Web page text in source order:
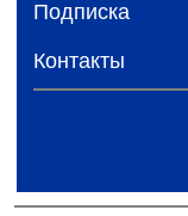
Подписка
Контакты